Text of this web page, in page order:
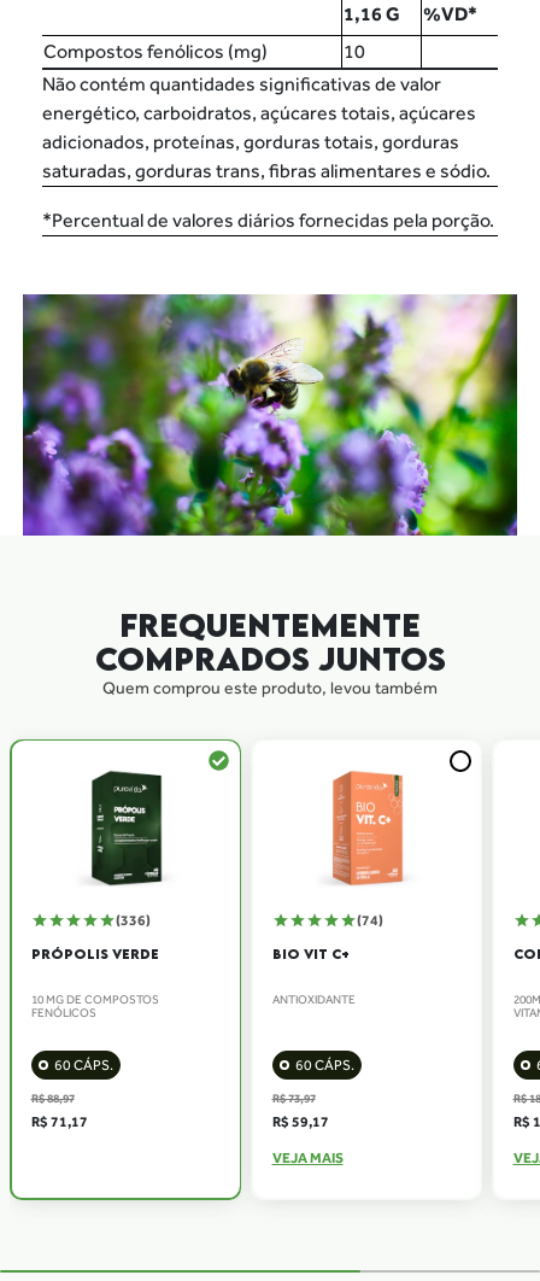
1,16 G
%VD*
Compostos fenólicos (mg)
10
Não contém quantidades significativas de valor
energético, carboidratos, açúcares totais, açúcares
adicionados, proteínas, gorduras totais, gorduras
saturadas, gorduras trans, fibras alimentares e sódio.
*Percentual de valores diários fornecidas pela porção.
FREQUENTEMENTE
COMPRADOS JUNTOS
Quem comprou este produto, levou também
(336)
PRÓPOLIS VERDE
10 MG DE COMPOSTOS
FENÓLICOS
60 CÁPS.
R$ 88,97
R$ 71,17
(74)
BIO VIT C+
ANTIOXIDANTE
60 CÁPS.
R$ 73,97
R$ 59,17
VEJA MAIS
R$
R$